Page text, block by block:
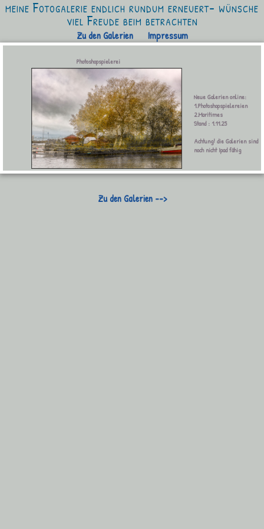
meine Fotogalerie endlich rundum erneuert- wünsche
viel Freude beim betrachten
Zu den Galerien Impressum
Photoshopspielerei
Neue Galerien online:
1.Photoshopspielereien
2.Maritimes
Stand : 1.11.25
Achtung! die Galerien sind
noch nicht Ipad fähig
Zu den Galerien -->